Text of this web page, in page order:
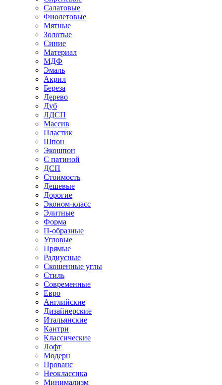
Салатовые
Фиолетовые
Мятные
Золотые
Синие
Материал
МДФ
Эмаль
Акрил
Береза
Дерево
Дуб
ЛДСП
Массив
Пластик
Шпон
Экошпон
С патиной
ДСП
Стоимость
Дешевые
Дорогие
Эконом-класс
Элитные
Форма
П-образные
Угловые
Прямые
Радиусные
Скошенные углы
Стиль
Современные
Евро
Английские
Дизайнерские
Итальянские
Кантри
Классические
Лофт
Модерн
Прованс
Неоклассика
Минимализм